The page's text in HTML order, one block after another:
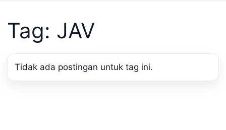
Tag: JAV
Tidak ada postingan untuk tag ini.